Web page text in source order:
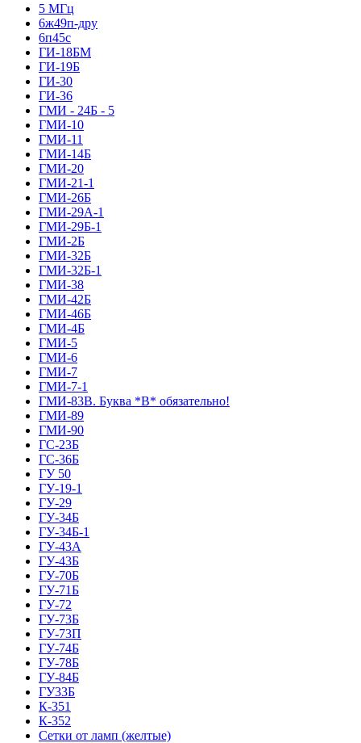
5 МГц
6ж49п-дру
6п45с
ГИ-18БМ
ГИ-19Б
ГИ-30
ГИ-36
ГМИ - 24Б - 5
ГМИ-10
ГМИ-11
ГМИ-14Б
ГМИ-20
ГМИ-21-1
ГМИ-26Б
ГМИ-29А-1
ГМИ-29Б-1
ГМИ-2Б
ГМИ-32Б
ГМИ-32Б-1
ГМИ-38
ГМИ-42Б
ГМИ-46Б
ГМИ-4Б
ГМИ-5
ГМИ-6
ГМИ-7
ГМИ-7-1
ГМИ-83В. Буква *В* обязательно!
ГМИ-89
ГМИ-90
ГС-23Б
ГС-36Б
ГУ 50
ГУ-19-1
ГУ-29
ГУ-34Б
ГУ-34Б-1
ГУ-43А
ГУ-43Б
ГУ-70Б
ГУ-71Б
ГУ-72
ГУ-73Б
ГУ-73П
ГУ-74Б
ГУ-78Б
ГУ-84Б
ГУ33Б
К-351
К-352
Сетки от ламп (желтые)